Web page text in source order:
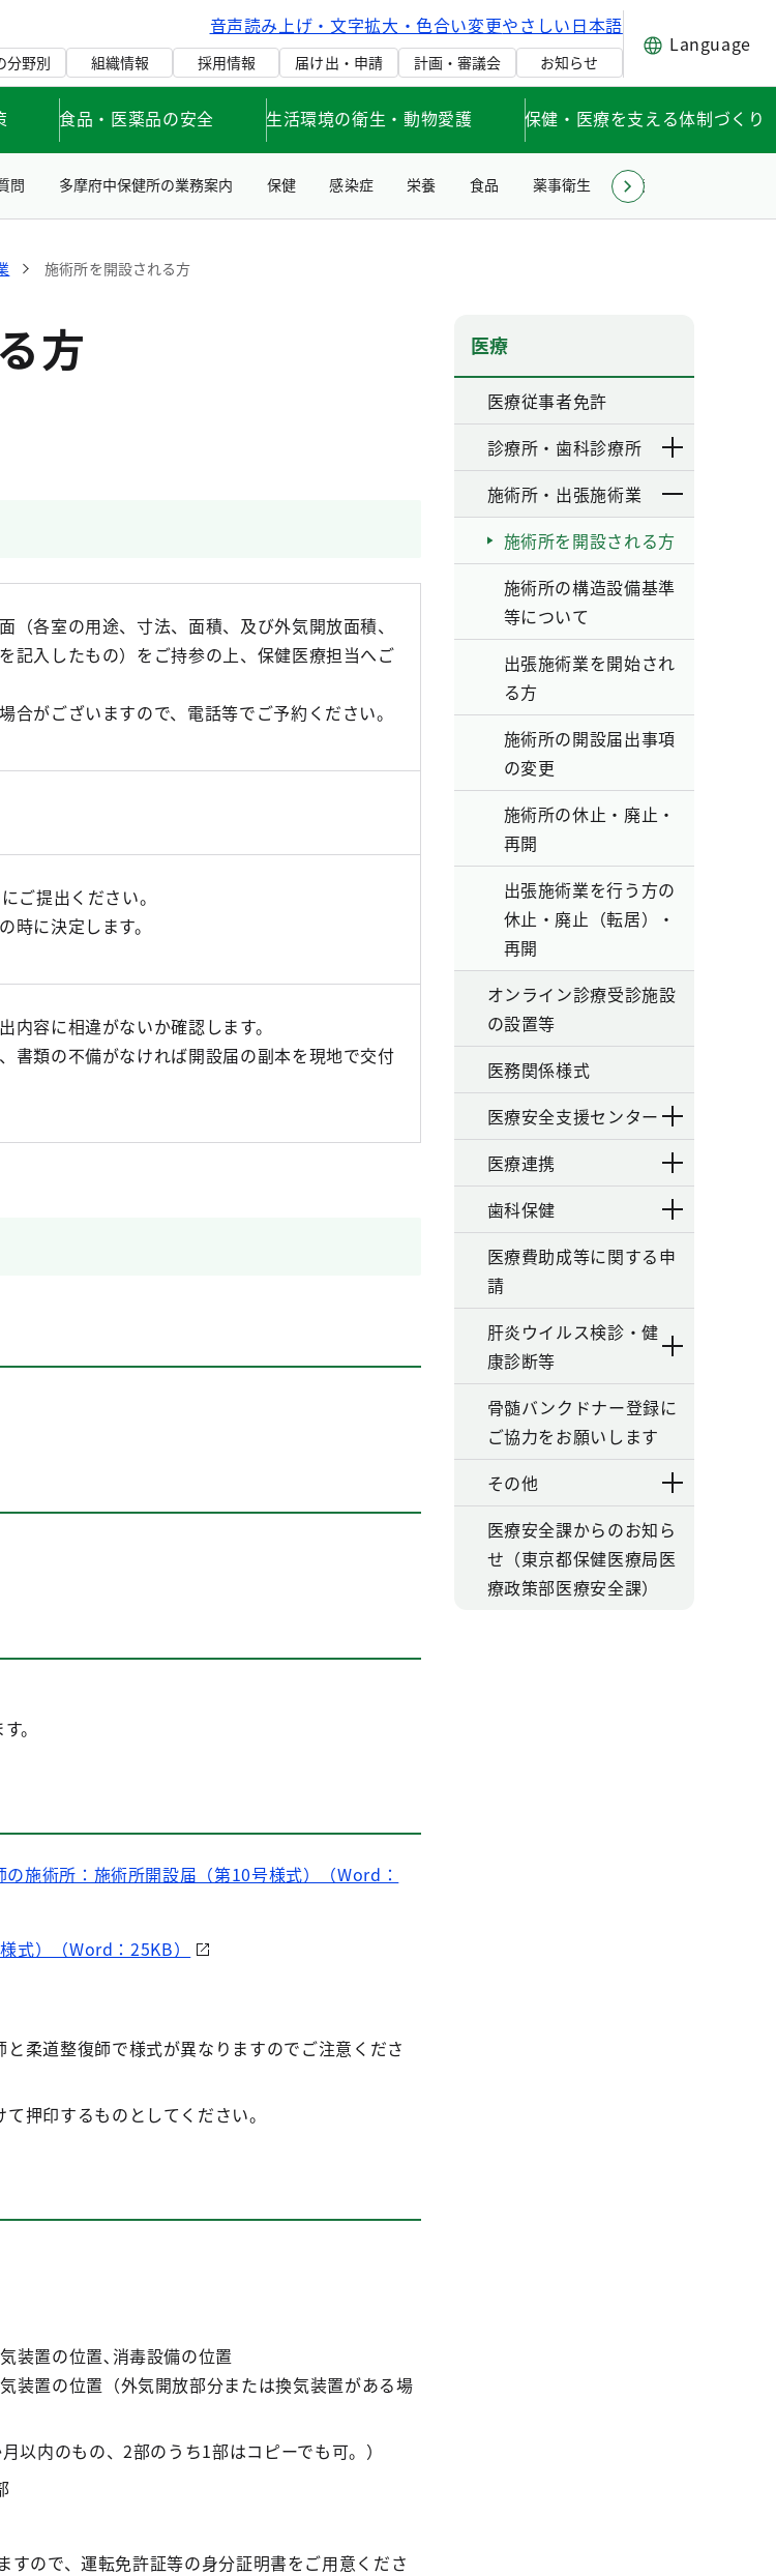
音声読み上げ・文字拡大・色合い変更やさしい日本語
分野別 組織情報 採用情報 届け出・申請 計画・審議会 お知らせ
Language
食品・医薬品の安全 生活環境の衛生・動物愛護 保健・医療を支える体制づくり
問 多摩府中保健所の業務案内 保健 感染症 栄養 食品 薬事衛生 環境衛生・生活衛生
施術所を開設される方
方
（各室の用途、寸法、面積、及び外気開放面積、
記入したもの）をご持参の上、保健医療担当へご
合がございますので、電話等でご予約ください。
ご提出ください。
時に決定します。
内容に相違がないか確認します。
書類の不備がなければ開設届の副本を現地で交付
。
施術所：施術所開設届（第10号様式）（Word：
式）（Word：25KB）
柔道整復師で様式が異なりますのでご注意くださ
押印するものとしてください。
装置の位置､消毒設備の位置
装置の位置（外気開放部分または換気装置がある場
以内のもの、2部のうち1部はコピーでも可。）
ので、運転免許証等の身分証明書をご用意くださ
医療
医療従事者免許
診療所・歯科診療所
施術所・出張施術業
施術所を開設される方
施術所の構造設備基準
等について
出張施術業を開始され
る方
施術所の開設届出事項
の変更
施術所の休止・廃止・
再開
出張施術業を行う方の
休止・廃止（転居）・
再開
オンライン診療受診施設
の設置等
医務関係様式
医療安全支援センター
医療連携
歯科保健
医療費助成等に関する申
請
肝炎ウイルス検診・健
康診断等
骨髄バンクドナー登録に
ご協力をお願いします
その他
医療安全課からのお知ら
せ（東京都保健医療局医
療政策部医療安全課）